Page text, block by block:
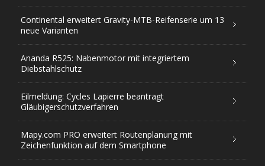
Continental erweitert Gravity-MTB-Reifenserie um 13
neue Varianten
Ananda R525: Nabenmotor mit integriertem
Diebstahlschutz
Eilmeldung: Cycles Lapierre beantragt
Gläubigerschutzverfahren
Mapy.com PRO erweitert Routenplanung mit
Zeichenfunktion auf dem Smartphone